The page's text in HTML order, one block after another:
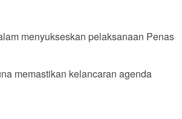
menyukseskan pelaksanaan Penas
memastikan kelancaran agenda